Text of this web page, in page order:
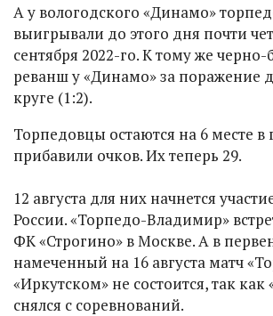
А у вологодского «Динамо»
выигрывали до этого дня почти
сентября 2022-го. К тому же черно-
реванш у «Динамо» за поражение
круге (1:2).
Торпедовцы остаются на 6 месте в
прибавили очков. Их теперь 29.
12 августа для них начнется
России. «Торпедо-Владимир»
ФК «Строгино» в Москве. А в
намеченный на 16 августа матч
«Иркутском» не состоится, так как
снялся с соревнований.